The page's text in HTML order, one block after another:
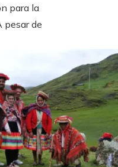
para la
pesar de